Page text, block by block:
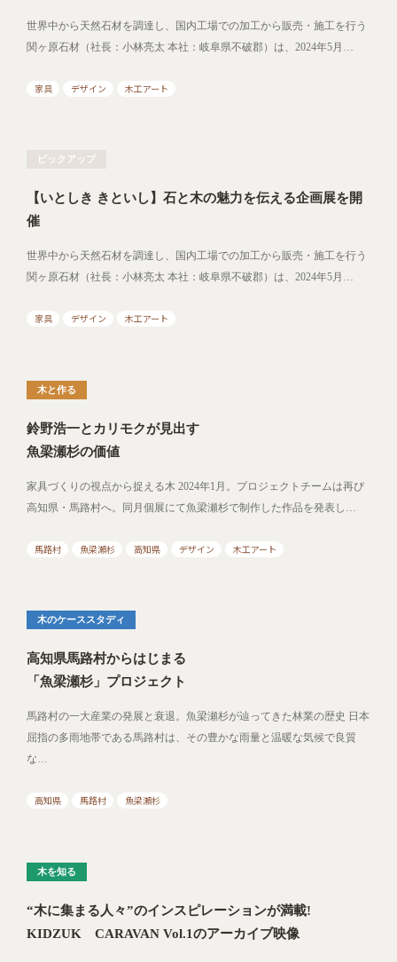
世界中から天然石材を調達し、国内工場での加工から販売・施工を行う
関ヶ原石材（社長：小林亮太 本社：岐阜県不破郡）は、2024年5月…
家具 デザイン 木工アート
ピックアップ
【いとしき きといし】石と木の魅力を伝える企画展を開
催
世界中から天然石材を調達し、国内工場での加工から販売・施工を行う
関ヶ原石材（社長：小林亮太 本社：岐阜県不破郡）は、2024年5月…
家具 デザイン 木工アート
木と作る
鈴野浩一とカリモクが見出す
魚梁瀬杉の価値
家具づくりの視点から捉える木 2024年1月。プロジェクトチームは再び
高知県・馬路村へ。同月個展にて魚梁瀬杉で制作した作品を発表し…
馬路村 魚梁瀬杉 高知県 デザイン 木工アート
木のケーススタディ
高知県馬路村からはじまる
「魚梁瀬杉」プロジェクト
馬路村の一大産業の発展と衰退。魚梁瀬杉が辿ってきた林業の歴史 日本
屈指の多雨地帯である馬路村は、その豊かな雨量と温暖な気候で良質
な…
高知県 馬路村 魚梁瀬杉
木を知る
“木に集まる人々”のインスピレーションが満載!
KIDZUK CARAVAN Vol.1のアーカイブ映像